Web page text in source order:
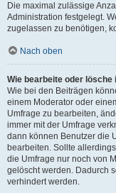
Die maximal zulässige
Administration festgelegt.
zugelassen zu benötigen,
Nach oben
Wie bearbeite oder lösche
Wie bei den Beiträgen
einem Moderator oder
Umfrage zu bearbeiten,
immer mit der Umfrage
dann können Benutzer die
bearbeiten. Sollte
die Umfrage nur noch von
gelöscht werden. Dadurch
verhindert werden.